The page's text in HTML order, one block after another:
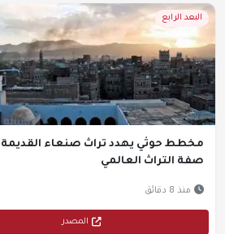
البعد الرابع
مخطط حوثي يهدد تراث صنعاء القديمة
صفة التراث العالمي
منذ 8 دقائق
المصدر